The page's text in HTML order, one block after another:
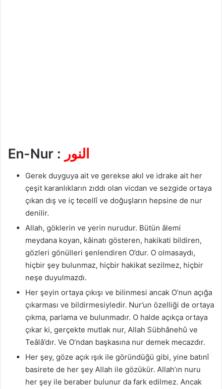
En-Nur : النور
Gerek duyguya ait ve gerekse akıl ve idrake ait her
çeşit karanlıkların zıddı olan vicdan ve sezgide ortaya
çıkan dış ve iç tecellî ve doğuşların hepsine de nur
denilir.
Allah, göklerin ve yerin nurudur. Bütün âlemi
meydana koyan, kâinatı gösteren, hakikati bildiren,
gözleri gönülleri şenlendiren O’dur. O olmasaydı,
hiçbir şey bulunmaz, hiçbir hakikat sezilmez, hiçbir
neşe duyulmazdı.
Her şeyin ortaya çıkışı ve bilinmesi ancak O’nun açığa
çıkarması ve bildirmesiyledir. Nur’un özelliği de ortaya
çıkma, parlama ve bulunmadır. O halde açıkça ortaya
çıkar ki, gerçekte mutlak nur, Allah Sübhânehû ve
Teâlâ’dır. Ve O’ndan başkasına nur demek mecazdır.
Her şey, göze açık ışık ile göründüğü gibi, yine batınî
basirete de her şey Allah ile gözükür. Allah’ın nuru
her şey ile beraber bulunur da fark edilmez. Ancak